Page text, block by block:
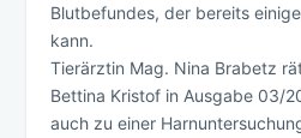
Blutbefundes, der bereits
kann.
Tierärztin Mag. Nina Brabetz
Bettina Kristof in Ausgabe 03/
auch zu einer